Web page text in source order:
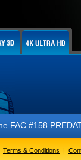
E1 +
Terms & Conditions |